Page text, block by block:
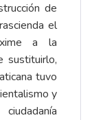
de
el
a la
sustituirlo,
tuvo
y